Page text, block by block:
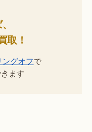
取！
ングオフで
ます